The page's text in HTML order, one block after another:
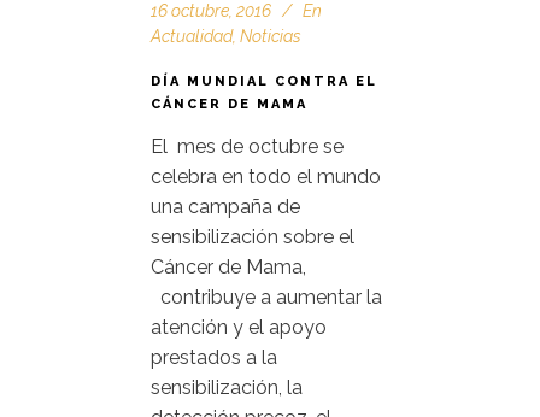
16 octubre, 2016
En
Actualidad, Noticias
DÍA MUNDIAL CONTRA EL
CÁNCER DE MAMA
El mes de octubre se
celebra en todo el mundo
una campaña de
sensibilización sobre el
Cáncer de Mama,
contribuye a aumentar la
atención y el apoyo
prestados a la
sensibilización, la